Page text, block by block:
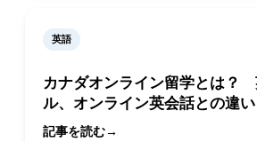
英語
カナダオンライン留学とは？
ル、オンライン英会話との違
記事を読む